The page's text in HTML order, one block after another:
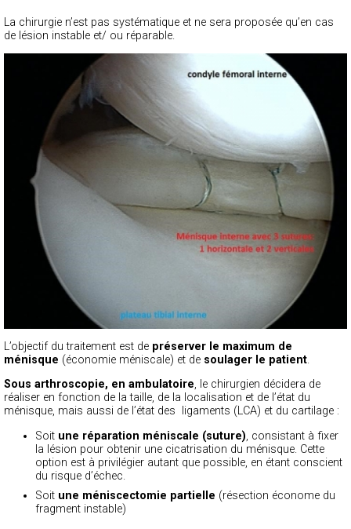
La chirurgie n’est pas systématique et ne sera proposée qu’en cas
de lésion instable et/ ou réparable.
L’objectif du traitement est de préserver le maximum de
ménisque (économie méniscale) et de soulager le patient.
Sous arthroscopie, en ambulatoire, le chirurgien décidera de
réaliser en fonction de la taille, de la localisation et de l’état du
ménisque, mais aussi de l’état des ligaments (LCA) et du cartilage :
Soit une réparation méniscale (suture), consistant à fixer
la lésion pour obtenir une cicatrisation du ménisque. Cette
option est à privilégier autant que possible, en étant conscient
du risque d’échec.
Soit une méniscectomie partielle (résection économe du
fragment instable)